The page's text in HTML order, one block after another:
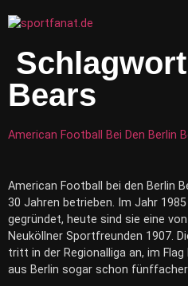
Inhalt
Bears
American Football Bei Den Berlin
American Football bei den Berlin
30 Jahren betrieben. Im Jahr
gegründet, heute sind sie eine
Neuköllner Sportfreunden 1907.
tritt in der Regionalliga an, im
aus Berlin sogar schon